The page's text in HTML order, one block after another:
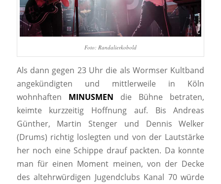
Foto: Randalierkobold
Als dann gegen 23 Uhr die als Wormser Kultband
angekündigten und mittlerweile in Köln
wohnhaften MINUSMEN die Bühne betraten,
keimte kurzzeitig Hoffnung auf. Bis Andreas
Günther, Martin Stenger und Dennis Welker
(Drums) richtig loslegten und von der Lautstärke
her noch eine Schippe drauf packten. Da konnte
man für einen Moment meinen, von der Decke
des altehrwürdigen Jugendclubs Kanal 70 würde